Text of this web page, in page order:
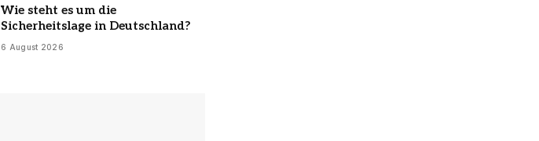
Wie steht es um die
Sicherheitslage in Deutschland?
6 August 2026